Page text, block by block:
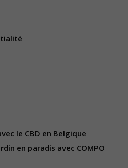
le CBD en Belgique
en paradis avec COMPO